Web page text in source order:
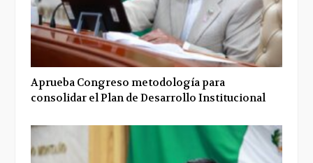
Aprueba Congreso metodología para
consolidar el Plan de Desarrollo Institucional